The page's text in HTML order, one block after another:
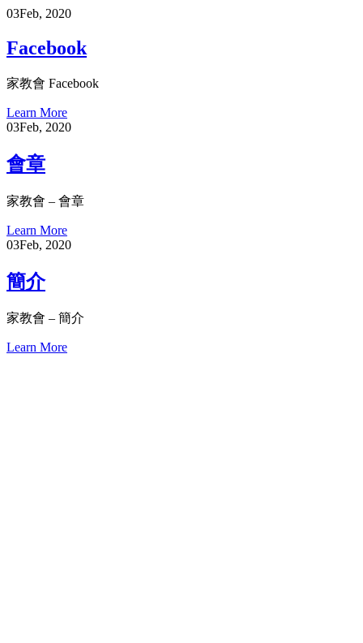
03Feb, 2020
Facebook
家教會 Facebook
Learn More
03Feb, 2020
會章
家教會 – 會章
Learn More
03Feb, 2020
簡介
家教會 – 簡介
Learn More